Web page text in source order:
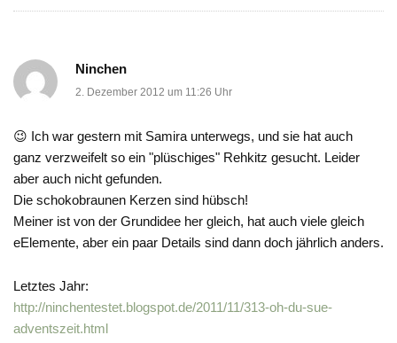
Ninchen
2. Dezember 2012 um 11:26 Uhr
😉 Ich war gestern mit Samira unterwegs, und sie hat auch
ganz verzweifelt so ein "plüschiges" Rehkitz gesucht. Leider
aber auch nicht gefunden.
Die schokobraunen Kerzen sind hübsch!
Meiner ist von der Grundidee her gleich, hat auch viele gleich
eElemente, aber ein paar Details sind dann doch jährlich anders.
Letztes Jahr:
http://ninchentestet.blogspot.de/2011/11/313-oh-du-sue-
adventszeit.html